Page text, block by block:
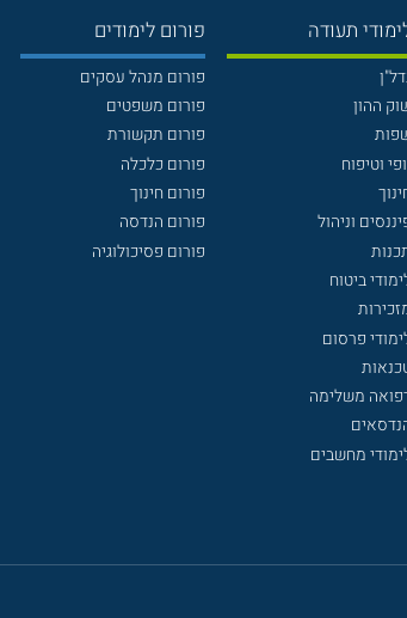
תעודה
ההון
וטיפוח
וניהול
ביטוח
פרסום
משלימה
מחשבים
פורום לימודים
פורום מנהל עסקים
פורום משפטים
פורום תקשורת
פורום כלכלה
פורום חינוך
פורום הנדסה
פורום פסיכולוגיה